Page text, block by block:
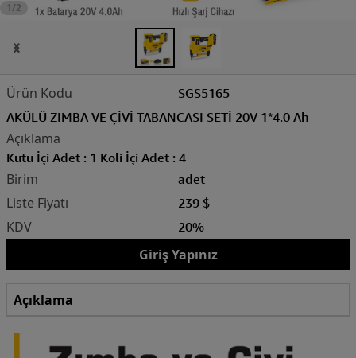
1/2
SGS5165
AKÜLÜ ZIMBA VE ÇİVİ TABANCASI SETİ 20V 1*4.0 Ah
Kutu İçi Adet : 1 Koli İçi Adet : 4
adet
239 $
20%
Giriş Yapınız
Açıklama